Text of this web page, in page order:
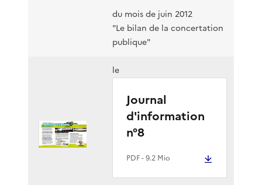
du mois de juin 2012
"Le bilan de la concertation
publique"
le
Journal
d'information
n°8
PDF- 9.2 Mio